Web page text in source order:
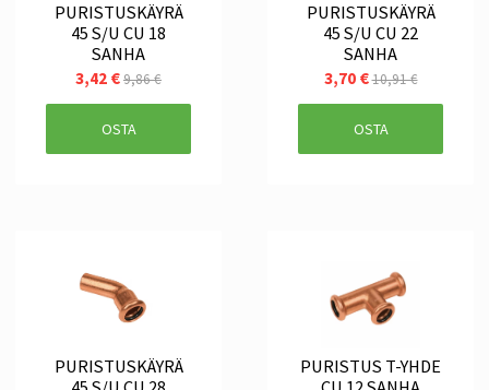
PURISTUSKÄYRÄ
45 S/U CU 18
SANHA
3,42 €9,86 €
OSTA
PURISTUSKÄYRÄ
45 S/U CU 22
SANHA
3,70 €10,91 €
OSTA
PURISTUSKÄYRÄ
PURISTUS T-YHDE